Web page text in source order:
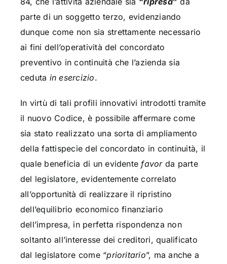
parte di un soggetto terzo, evidenziando
dunque come non sia strettamente necessario
ai fini dell’operatività del concordato
preventivo in continuità che l’azienda sia
ceduta in esercizio.
In virtù di tali profili innovativi introdotti tramite
il nuovo Codice, è possibile affermare come
sia stato realizzato una sorta di ampliamento
della fattispecie del concordato in continuità, il
quale beneficia di un evidentefavorda parte
del legislatore, evidentemente correlato
all’opportunità di realizzare il ripristino
dell’equilibrio economico finanziario
dell’impresa, in perfetta rispondenza non
soltanto all’interesse dei creditori, qualificato
dal legislatore come “prioritario”, ma anche a